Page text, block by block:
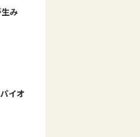
み
イオ